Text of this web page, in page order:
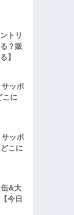
トリ
？販
】
サッポ
に
サッポ
こに
&大
今日